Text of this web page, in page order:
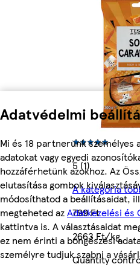
Adatvédelmi
Mi és 18 partnerünk személyes
adatokat vagy egyedi
hozzáférhetünk azokhoz. Az
elutasítása gombok
módosíthatod a beállításaidat,
megteheted azAdatkezelési és
kattintva is. A választásaidat
ez nem érinti a böngészési
személyre tudjuk szabni a
5 (1)
A kategória
799 Ft
2663 Ft/kg
Quantity